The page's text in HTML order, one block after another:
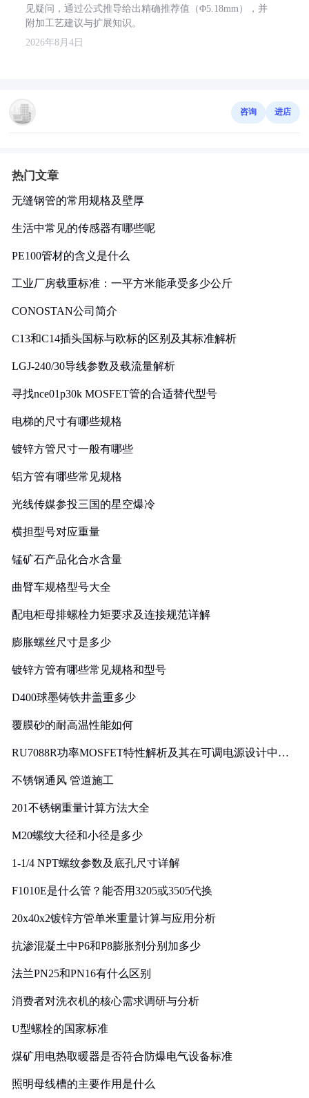
见疑问，通过公式推导给出精确推荐值（Φ5.18mm），并
附加工艺建议与扩展知识。
2026年8月4日
咨询 进店
热门文章
无缝钢管的常用规格及壁厚
生活中常见的传感器有哪些呢
PE100管材的含义是什么
工业厂房载重标准：一平方米能承受多少公斤
CONOSTAN公司简介
C13和C14插头国标与欧标的区别及其标准解析
LGJ-240/30导线参数及载流量解析
寻找nce01p30k MOSFET管的合适替代型号
电梯的尺寸有哪些规格
镀锌方管尺寸一般有哪些
铝方管有哪些常见规格
光线传媒参投三国的星空爆冷
横担型号对应重量
锰矿石产品化合水含量
曲臂车规格型号大全
配电柜母排螺栓力矩要求及连接规范详解
膨胀螺丝尺寸是多少
镀锌方管有哪些常见规格和型号
D400球墨铸铁井盖重多少
覆膜砂的耐高温性能如何
RU7088R功率MOSFET特性解析及其在可调电源设计中的
不锈钢通风 管道施工
201不锈钢重量计算方法大全
M20螺纹大径和小径是多少
1-1/4 NPT螺纹参数及底孔尺寸详解
F1010E是什么管？能否用3205或3505代换
20x40x2镀锌方管单米重量计算与应用分析
抗渗混凝土中P6和P8膨胀剂分别加多少
法兰PN25和PN16有什么区别
消费者对洗衣机的核心需求调研与分析
U型螺栓的国家标准
煤矿用电热取暖器是否符合防爆电气设备标准
照明母线槽的主要作用是什么